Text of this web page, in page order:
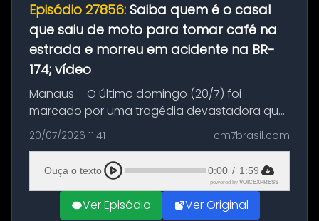
Episódio 27856: Saiba quem é o casal
que saiu de moto para tomar café na
estrada e morreu em acidente na BR-
174; vídeo
Manaus – O último domingo (20/7) foi
marcado por uma tragédia devastadora que
resultou na morte precoce de dois jovens na
BR-174, na zona rural de Manaus. Um passeio
com destino a um típico café regio...
20/07/2026 11:41 cm7brasil.com
Ouça o texto 0:00 / 1:59
powered by VOICEXPRESS
Ver Episódio Ver Original